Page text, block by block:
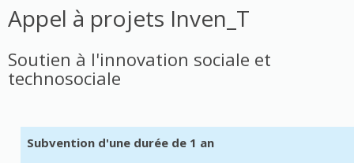
Appel à projets Inven_T
Soutien à l'innovation sociale et
technosociale
Subvention d'une durée de 1 an